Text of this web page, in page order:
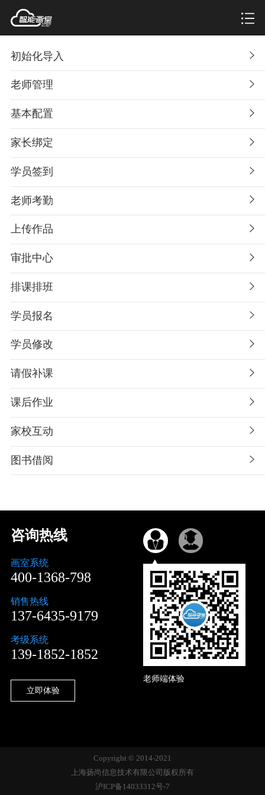
初始化导入
老师管理
基本配置
家长绑定
学员签到
老师考勤
上传作品
审批中心
排课排班
学员报名
学员修改
请假补课
课后作业
家校互动
图书借阅
咨询热线
画室系统
400-1368-798
销售热线
137-6435-9179
考级系统
139-1852-1852
立即体验
老师端体验
Copyright © 2014-2021
上海扬尚信息技术有限公司版权所有
沪ICP备14033312号-7